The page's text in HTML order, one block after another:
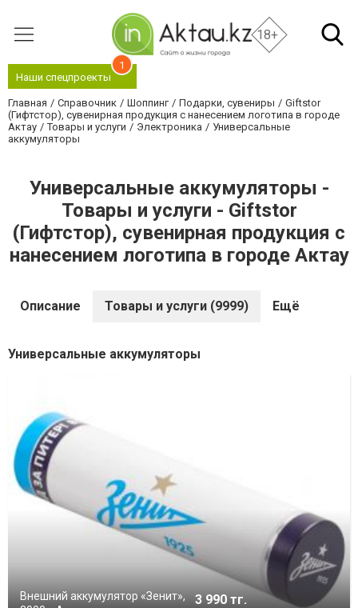
18+
Наши спецпроекты
1
Главная Справочник Шоппинг Подарки, сувениры
Giftstor
(Гифтстор), сувенирная продукция с нанесением логотипа в городе
Актау
Товары и услуги Электроника
Универсальные
аккумуляторы
Универсальные аккумуляторы -
Товары и услуги - Giftstor
(Гифтстор), сувенирная продукция с
нанесением логотипа в городе Актау
Описание Товары и услуги (9999) Ещё
Универсальные аккумуляторы
Внешний аккумулятор «Зенит»,
3 990 тг.